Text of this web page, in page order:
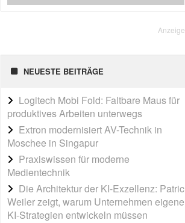
Anzeige
NEUESTE BEITRÄGE
Logitech Mobi Fold: Faltbare Maus für
produktives Arbeiten unterwegs
Extron modernisiert AV-Technik in
Moschee in Singapur
Praxiswissen für moderne
Medientechnik
Die Architektur der KI-Exzellenz: Patric
Weiler zeigt, warum Unternehmen eigene
KI-Strategien entwickeln müssen